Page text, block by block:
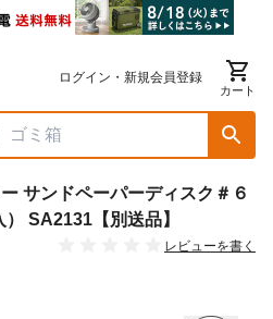
ログイン・新規会員登録
カート
サンドペーパーディスク＃６
SA2131【別送品】
レビューを書く